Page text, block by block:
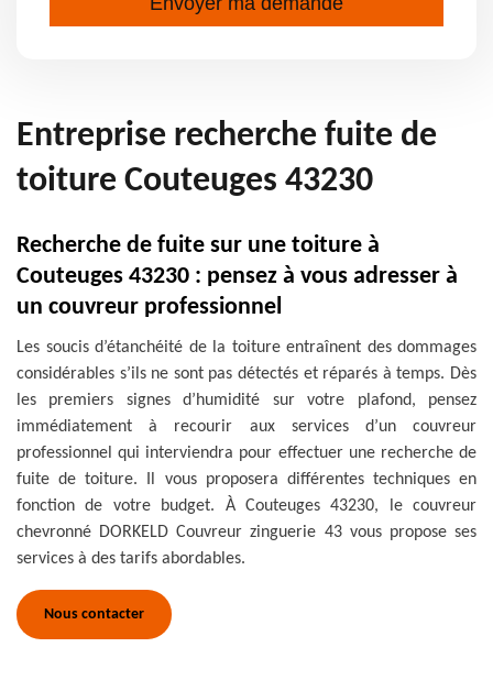
Entreprise recherche fuite de
toiture Couteuges 43230
Recherche de fuite sur une toiture à
Couteuges 43230 : pensez à vous adresser à
un couvreur professionnel
Les soucis d’étanchéité de la toiture entraînent des dommages
considérables s’ils ne sont pas détectés et réparés à temps. Dès
les premiers signes d’humidité sur votre plafond, pensez
immédiatement à recourir aux services d’un couvreur
professionnel qui interviendra pour effectuer une recherche de
fuite de toiture. Il vous proposera différentes techniques en
fonction de votre budget. À Couteuges 43230, le couvreur
chevronné DORKELD Couvreur zinguerie 43 vous propose ses
services à des tarifs abordables.
Nous contacter